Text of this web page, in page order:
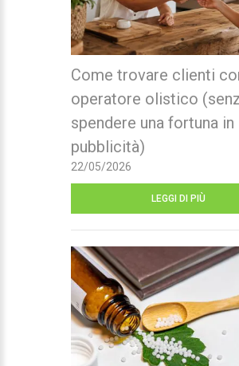
Come trovare clienti
operatore olistico
spendere una fortuna in
pubblicità)
22/05/2026
LEGGI DI PIÙ